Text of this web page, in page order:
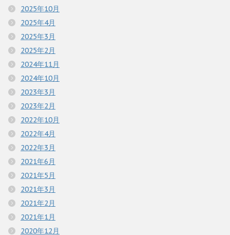
2025年10月
2025年4月
2025年3月
2025年2月
2024年11月
2024年10月
2023年3月
2023年2月
2022年10月
2022年4月
2022年3月
2021年6月
2021年5月
2021年3月
2021年2月
2021年1月
2020年12月